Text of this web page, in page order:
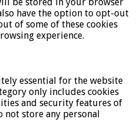
be stored in your browser
have the option to opt-out
of some of these cookies
experience.
essential for the website
only includes cookies
and security features of
not store any personal